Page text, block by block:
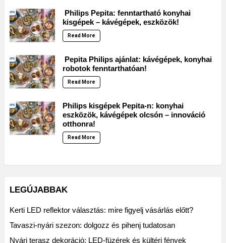
Philips Pepita: fenntartható konyhai
kisgépek – kávégépek, eszközök!
Read More
Pepita Philips ajánlat: kávégépek, konyhai
robotok fenntarthatóan!
Read More
Philips kisgépek Pepita-n: konyhai
eszközök, kávégépek olcsón – innováció
otthonra!
Read More
LEGÚJABBAK
Kerti LED reflektor választás: mire figyelj vásárlás előtt?
Tavaszi-nyári szezon: dolgozz és pihenj tudatosan
Nyári terasz dekoráció: LED-füzérek és kültéri fények